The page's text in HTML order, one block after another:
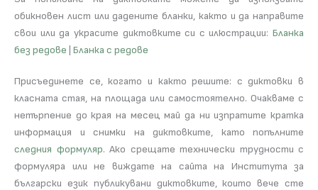
обикновен лист или дадените бланки, както и да направите
свои или да украсите диктовките си с илюстрации: Бланка
без редове Бланка с редове
Присъединете се, когато и както решите: с диктовки в
класната стая, на площада или самостоятелно. Очакваме с
нетърпение до края на месец май да ни изпратите кратка
информация и снимки на диктовките, като попълните
следния формуляр. Ако срещате технически трудности с
формуляра или не виждате на сайта на Института за
български език публикувани диктовките, които вече сте